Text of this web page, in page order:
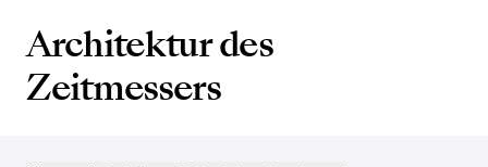
Architektur des
Zeitmessers